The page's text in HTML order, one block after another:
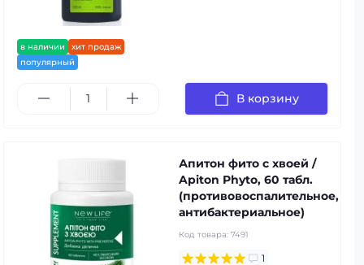
в наличии
хит продаж
популярный
В корзину
Апитон фито с хвоей /
Apiton Phyto, 60 табл.
(противовоспалительное,
антибактериальное)
Код товара: 7491
1